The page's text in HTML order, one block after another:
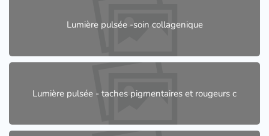
Lumière pulsée -soin collagenique
Lumière pulsée - taches pigmentaires et rougeurs c